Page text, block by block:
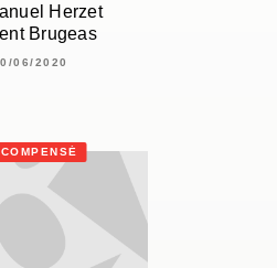
Herzet
Brugeas
06/2020